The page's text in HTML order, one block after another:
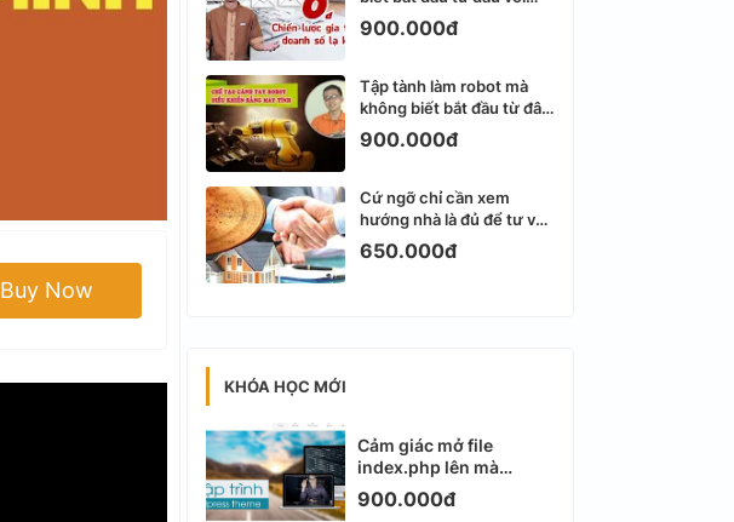
Buy Now
Email Marketing
900.000đ
Tập tành làm robot mà
không biết bắt đầu từ đâu
thì dễ nản thật
900.000đ
Cứ ngỡ chỉ cần xem
hướng nhà là đủ để tư vấn
phong thủy bất động sản
650.000đ
KHÓA HỌC MỚI
Cảm giác mở file
index.php lên mà
không biết viết gì tiếp
theo
900.000đ